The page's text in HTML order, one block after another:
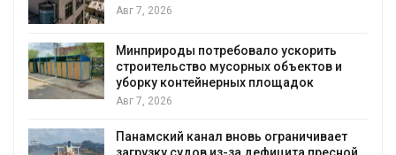
Авг 7, 2026
Минприроды потребовало ускорить
строительство мусорных объектов и
уборку контейнерных площадок
Авг 7, 2026
Панамский канал вновь ограничивает